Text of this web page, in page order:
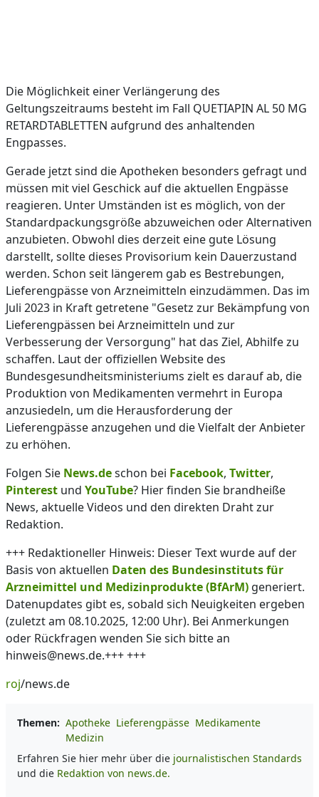
Die Möglichkeit einer Verlängerung des
Geltungszeitraums besteht im Fall QUETIAPIN AL 50 MG
RETARDTABLETTEN aufgrund des anhaltenden
Engpasses.
Gerade jetzt sind die Apotheken besonders gefragt und
müssen mit viel Geschick auf die aktuellen Engpässe
reagieren. Unter Umständen ist es möglich, von der
Standardpackungsgröße abzuweichen oder Alternativen
anzubieten. Obwohl dies derzeit eine gute Lösung
darstellt, sollte dieses Provisorium kein Dauerzustand
werden. Schon seit längerem gab es Bestrebungen,
Lieferengpässe von Arzneimitteln einzudämmen. Das im
Juli 2023 in Kraft getretene "Gesetz zur Bekämpfung von
Lieferengpässen bei Arzneimitteln und zur
Verbesserung der Versorgung" hat das Ziel, Abhilfe zu
schaffen. Laut der offiziellen Website des
Bundesgesundheitsministeriums zielt es darauf ab, die
Produktion von Medikamenten vermehrt in Europa
anzusiedeln, um die Herausforderung der
Lieferengpässe anzugehen und die Vielfalt der Anbieter
zu erhöhen.
Folgen Sie News.deschon bei Facebook, Twitter,
Pinterest und YouTube? Hier finden Sie brandheiße
News, aktuelle Videos und den direkten Draht zur
Redaktion.
+++ Redaktioneller Hinweis: Dieser Text wurde auf der
Basis von aktuellen Daten des Bundesinstituts für
Arzneimittel und Medizinprodukte (BfArM) generiert.
Datenupdates gibt es, sobald sich Neuigkeiten ergeben
(zuletzt am 08.10.2025, 12:00 Uhr). Bei Anmerkungen
oder Rückfragen wenden Sie sich bitte an
hinweis@news.de.+++ +++
roj/news.de
Themen: Apotheke Lieferengpässe Medikamente
Medizin
Erfahren Sie hier mehr über die journalistischen Standards
und die Redaktion von news.de.